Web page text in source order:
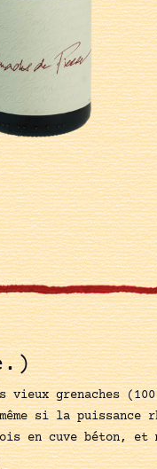
vieux grenaches
même si la
en cuve béton,